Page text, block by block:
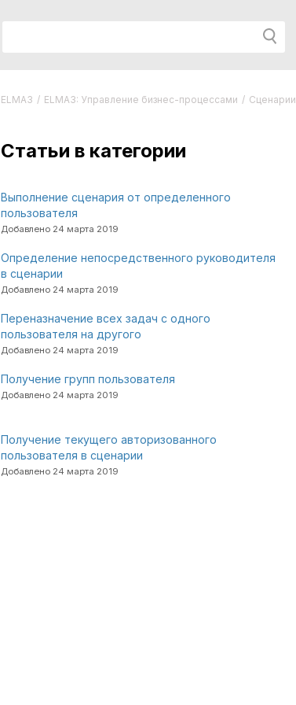
ELMA3 / ELMA3: Управление бизнес-процессами / Сценарии
Cтатьи в категории
Выполнение сценария от определенного
пользователя
Добавлено 24 марта 2019
Определение непосредственного руководителя
в сценарии
Добавлено 24 марта 2019
Переназначение всех задач с одного
пользователя на другого
Добавлено 24 марта 2019
Получение групп пользователя
Добавлено 24 марта 2019
Получение текущего авторизованного
пользователя в сценарии
Добавлено 24 марта 2019